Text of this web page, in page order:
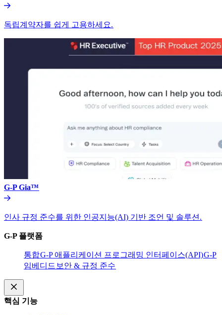
독립계약자를 쉽게 고용하세요.​​
G-P Gia™​​
인사 규정 준수를 위한 인공지능(AI) 기반 조언 및 솔루션.​​
G-P 플랫폼​​
통합​​G-P 애플리케이션 프로그래밍 인터페이스(API)​​G-P
임베디드​​ 보안 & 규정 준수​​
핵심 기능​​